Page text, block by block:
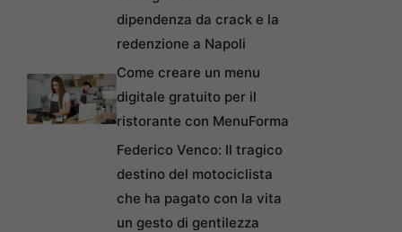
dipendenza da crack e la
redenzione a Napoli
Come creare un menu
digitale gratuito per il
ristorante con MenuForma
Federico Venco: Il tragico
destino del motociclista
che ha pagato con la vita
un gesto di gentilezza